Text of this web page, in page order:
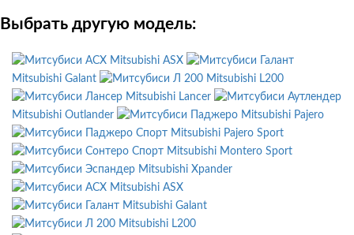
Выбрать другую модель:
Mitsubishi ASX
Mitsubishi Galant
Mitsubishi L200
Mitsubishi Lancer
Mitsubishi Outlander
Mitsubishi Pajero
Mitsubishi Pajero Sport
Mitsubishi Montero Sport
Mitsubishi Xpander
Mitsubishi ASX
Mitsubishi Galant
Mitsubishi L200